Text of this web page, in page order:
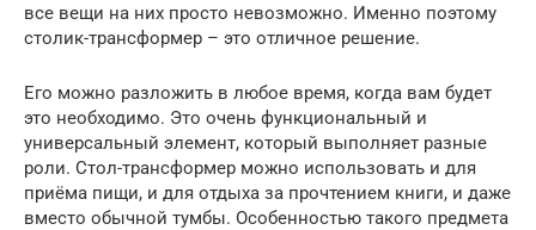
все вещи на них просто невозможно. Именно поэтому
столик-трансформер – это отличное решение.
Его можно разложить в любое время, когда вам будет
это необходимо. Это очень функциональный и
универсальный элемент, который выполняет разные
роли. Стол-трансформер можно использовать и для
приёма пищи, и для отдыха за прочтением книги, и даже
вместо обычной тумбы. Особенностью такого предмета